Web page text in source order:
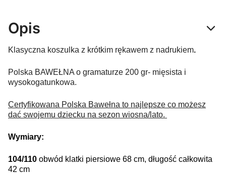
Opis
Klasyczna koszulka z krótkim rękawem z nadrukiem.
Polska BAWEŁNA o gramaturze 200 gr- mięsista i
wysokogatunkowa.
Certyfikowana Polska Bawełna to najlepsze co możesz
dać swojemu dziecku na sezon wiosna/lato.
Wymiary:
104/110 obwód klatki piersiowe 68 cm, długość całkowita
42 cm